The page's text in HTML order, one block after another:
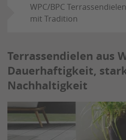
WPC/BPC
mit Tradition
Terrassendielen aus
Dauerhaftigkeit,
Nachhaltigkeit